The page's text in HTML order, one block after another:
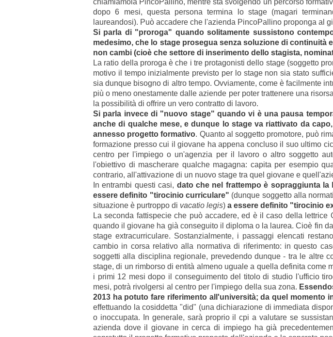
dopo 6 mesi, questa persona termina lo stage (magari
laureandosi). Può accadere che l'azienda PincoPallino proponga al
Si parla di "proroga" quando solitamente sussistono
medesimo, che lo stage prosegua senza soluzione di
non cambi (cioè che settore di inserimento dello stagista,
La ratio della proroga è che i tre protagonisti dello stage (soggetto
motivo il tempo inizialmente previsto per lo stage non sia stato
sia dunque bisogno di altro tempo. Ovviamente, come è facilmente
più o meno onestamente dalle aziende per poter trattenere una
la possibilità di offrire un vero contratto di lavoro.
Si parla invece di "nuovo stage" quando vi è una pausa
anche di qualche mese, e dunque lo stage va riattivato da
annesso progetto formativo. Quanto al soggetto promotore, può
formazione presso cui il giovane ha appena concluso il suo ultimo
centro per l'impiego o un'agenzia per il lavoro o altro soggetto
l'obiettivo di mascherare qualche magagna: capita per esempio
contrario, all'attivazione di un nuovo stage tra quel giovane e
In entrambi questi casi, dato che nel frattempo è sopraggiunta
essere definito "tirocinio curriculare" (dunque soggetto alla
situazione è purtroppo di vacatio legis) a essere definito "tirocinio
La seconda fattispecie che può accadere, ed è il caso della
quando il giovane ha già conseguito il diploma o la laurea. Cioè fin
stage extracurriculare. Sostanzialmente, i passaggi elencati
cambio in corsa relativo alla normativa di riferimento: in questo
soggetti alla disciplina regionale, prevedendo dunque - tra le altre
stage, di un rimborso di entità almeno uguale a quella definita
i primi 12 mesi dopo il conseguimento del titolo di studio l'ufficio
mesi, potrà rivolgersi al centro per l'impiego della sua zona.
2013 ha potuto fare riferimento all'università; da quel
effettuando la cosiddetta "did" (una dichiarazione di immediata
o inoccupata. In generale, sarà proprio il cpi a valutare se
azienda dove il giovane in cerca di impiego ha già